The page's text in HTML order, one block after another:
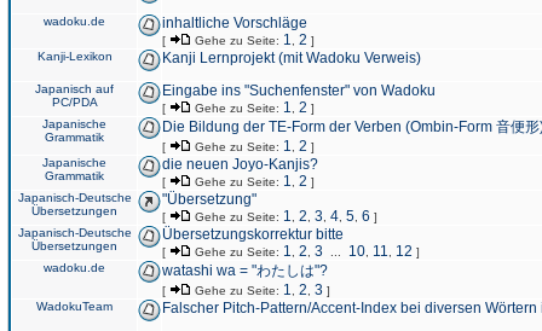
wadoku.de inhaltliche Vorschläge
[ Gehe zu Seite: 1 2 ]
Kanji-Lexikon
Kanji Lernprojekt (mit Wadoku Verweis)
Japanisch auf
PC/PDA
Eingabe ins "Suchenfenster" von Wadoku
[ Gehe zu Seite: 1 2 ]
Japanische
Grammatik
Die Bildung der TE-Form der Verben (Ombin-Form 音便形
[ Gehe zu Seite: 1 2 ]
Japanische
Grammatik
die neuen Joyo-Kanjis?
[ Gehe zu Seite: 1 2 ]
Japanisch-Deutsche
Übersetzungen
"Übersetzung"
[ Gehe zu Seite: 1 2 3 4 5 6 ]
Japanisch-Deutsche
Übersetzungen
Übersetzungskorrektur bitte
[ Gehe zu Seite: 1 2 3 10 11 12 ]
wadoku.de
watashi wa = "わたしは"?
[ Gehe zu Seite: 1 2 3 ]
WadokuTeam
Falscher Pitch-Pattern/Accent-Index bei diversen